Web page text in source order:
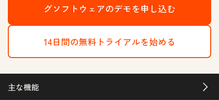
グソフトウェアのデモを申し込む
14日間の無料トライアルを始める
主な機能